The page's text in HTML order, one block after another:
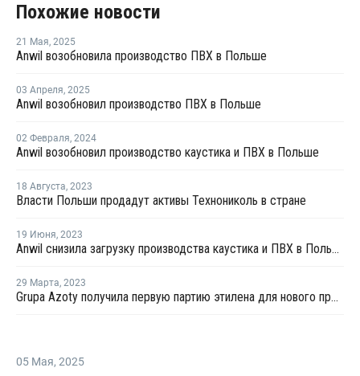
Похожие новости
21 Мая, 2025
Anwil возобновила производство ПВХ в Польше
03 Апреля, 2025
Anwil возобновил производство ПВХ в Польше
02 Февраля, 2024
Anwil возобновил производство каустика и ПВХ в Польше
18 Августа, 2023
Власти Польши продадут активы Технониколь в стране
19 Июня, 2023
Anwil снизила загрузку производства каустика и ПВХ в Польше
29 Марта, 2023
Grupa Azoty получила первую партию этилена для нового производства
05 Мая, 2025